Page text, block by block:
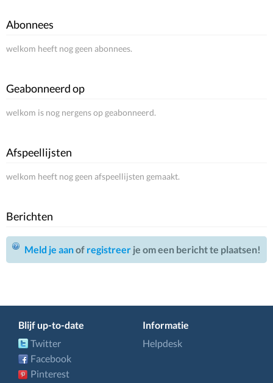
Abonnees
welkom heeft nog geen abonnees.
Geabonneerd op
welkom is nog nergens op geabonneerd.
Afspeellijsten
welkom heeft nog geen afspeellijsten gemaakt.
Berichten
Meld je aanof registreer je om een bericht te plaatsen!
Blijf up-to-date
Twitter
Facebook
Pinterest
Informatie
Helpdesk